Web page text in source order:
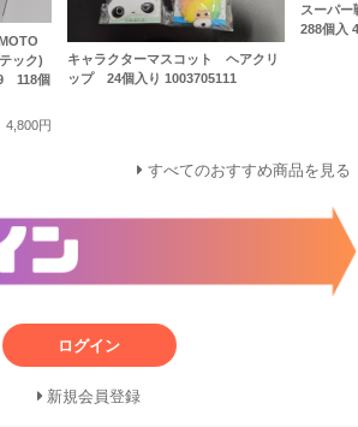
ック)
118個
4,800円
キャラクターマスコット ヘアクリ
ップ 24個入り 1003705111
スーパ
288個入
すべてのおすすめ商品を見る
ログイン
新規会員登録